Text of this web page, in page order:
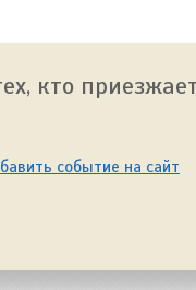
кто
событие на сайт